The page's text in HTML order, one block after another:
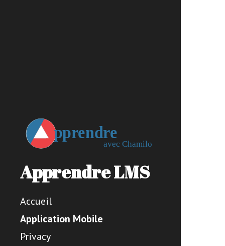
Apprendre LMS
Accueil
Application Mobile
Privacy